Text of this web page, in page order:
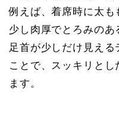
例えば、着席時に太も
少し肉厚でとろみのあ
足首が少しだけ見え
ことで、スッキリとし
ます。